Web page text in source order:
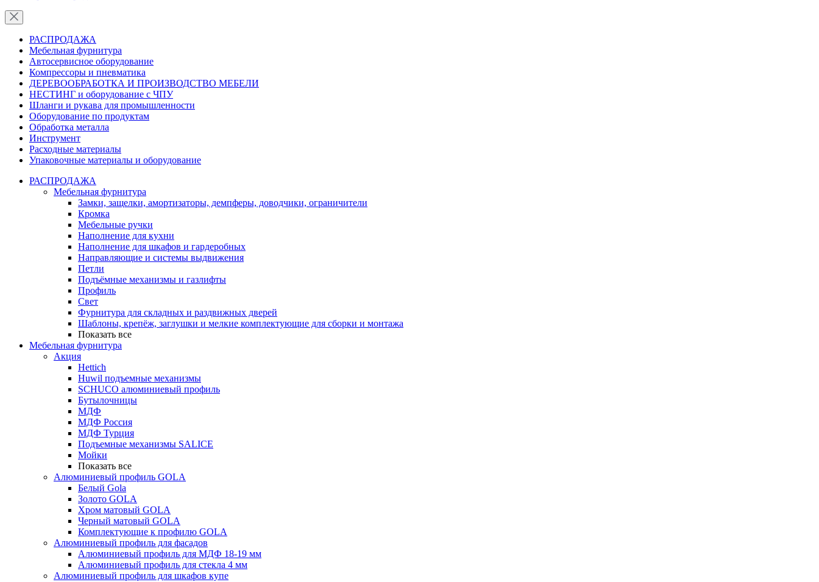
РАСПРОДАЖА
Мебельная фурнитура
Автосервисное оборудование
Компрессоры и пневматика
ДЕРЕВООБРАБОТКА И ПРОИЗВОДСТВО МЕБЕЛИ
НЕСТИНГ и оборудование с ЧПУ
Шланги и рукава для промышленности
Оборудование по продуктам
Обработка металла
Инструмент
Расходные материалы
Упаковочные материалы и оборудование
РАСПРОДАЖА
Мебельная фурнитура
Замки, защелки, амортизаторы, демпферы, доводчики, ограничители
Кромка
Мебельные ручки
Наполнение для кухни
Наполнение для шкафов и гардеробных
Направляющие и системы выдвижения
Петли
Подъёмные механизмы и газлифты
Профиль
Свет
Фурнитура для складных и раздвижных дверей
Шаблоны, крепёж, заглушки и мелкие комплектующие для сборки и монтажа
Показать все
Мебельная фурнитура
Акция
Hettich
Huwil подъемные механизмы
SCHUCO алюминиевый профиль
Бутылочницы
МДФ
МДФ Россия
МДФ Турция
Подъемные механизмы SALICE
Мойки
Показать все
Алюминиевый профиль GOLA
Белый Gola
Золото GOLA
Хром матовый GOLA
Черный матовый GOLA
Комплектующие к профилю GOLA
Алюминиевый профиль для фасадов
Алюминиевый профиль для МДФ 18-19 мм
Алюминиевый профиль для стекла 4 мм
Алюминиевый профиль для шкафов купе